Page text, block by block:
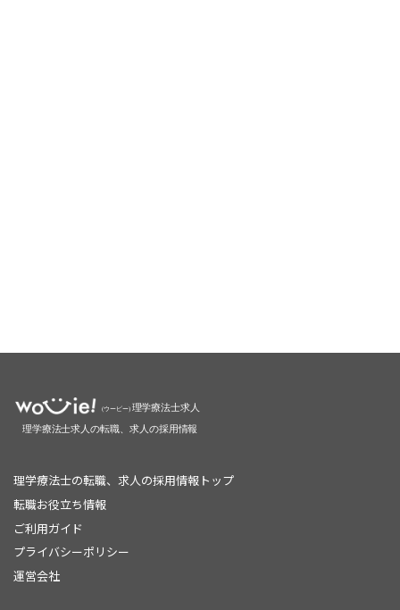
理学療法士の転職、求人の採用情報トップ
転職お役立ち情報
ご利用ガイド
プライバシーポリシー
運営会社